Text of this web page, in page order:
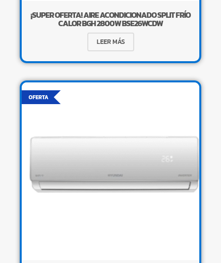
¡SUPER OFERTA! AIRE ACONDICIONADO SPLIT FRÍO
CALOR BGH 2800W BSE26WCDW
LEER MÁS
OFERTA